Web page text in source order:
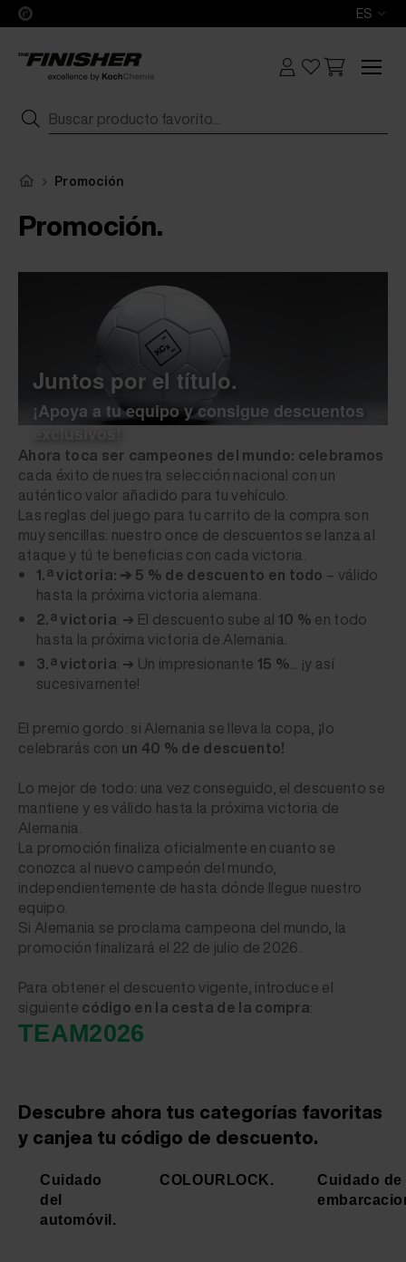
ES
Promoción
Promoción.
Juntos por el título.
¡Apoya a tu equipo y consigue descuentos
Ahora toca ser campeones del mundo: celebramos
cada éxito de nuestra selección nacional con un
auténtico valor añadido para tu vehículo.
Las reglas del juego para tu carrito de la compra son
muy sencillas: nuestro once de descuentos se lanza al
ataque y tú te beneficias con cada victoria.
1.ª victoria: ➔ 5 % de descuento en todo – válido
hasta la próxima victoria alemana.
2.ª victoria: ➔ El descuento sube al 10 % en todo
hasta la próxima victoria de Alemania.
3.ª victoria: ➔ Un impresionante 15 %... ¡y así
sucesivamente!
El premio gordo: si Alemania se lleva la copa, ¡lo
celebrarás con un 40 % de descuento!
Lo mejor de todo: una vez conseguido, el descuento se
mantiene y es válido hasta la próxima victoria de
Alemania.
La promoción finaliza oficialmente en cuanto se
conozca al nuevo campeón del mundo,
independientemente de hasta dónde llegue nuestro
equipo.
Si Alemania se proclama campeona del mundo, la
promoción finalizará el 22 de julio de 2026.
Para obtener el descuento vigente, introduce el
siguiente código en la cesta de la compra:
TEAM2026
Descubre ahora tus categorías favoritas
y canjea tu código de descuento.
Cuidado
del
automóvil.
COLOURLOCK.
Cuidado de